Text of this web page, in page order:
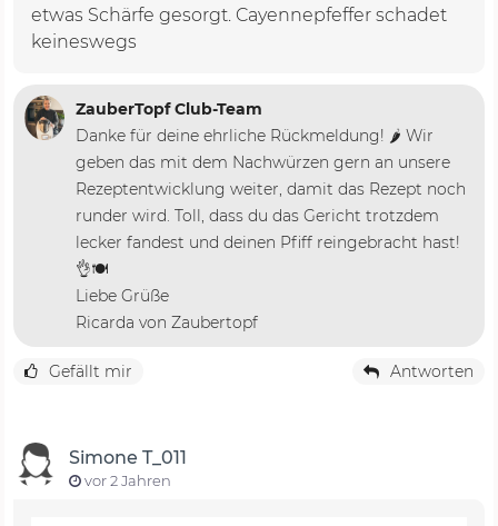
etwas Schärfe gesorgt. Cayennepfeffer schadet
keineswegs
ZauberTopf Club-Team
Danke für deine ehrliche Rückmeldung! 🌶️ Wir
geben das mit dem Nachwürzen gern an unsere
Rezeptentwicklung weiter, damit das Rezept noch
runder wird. Toll, dass du das Gericht trotzdem
lecker fandest und deinen Pfiff reingebracht hast!
👌🍽️
Liebe Grüße
Ricarda von Zaubertopf
Gefällt mir Antworten
Simone T_011
vor 2 Jahren